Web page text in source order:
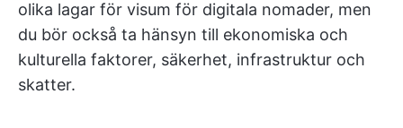
olika lagar för visum för digitala nomader, men
du bör också ta hänsyn till ekonomiska och
kulturella faktorer, säkerhet, infrastruktur och
skatter.